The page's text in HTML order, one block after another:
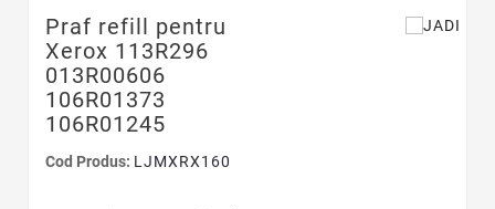
Praf refill pentru
Xerox 113R296
013R00606
106R01373
106R01245
Cod Produs: LJMXRX160